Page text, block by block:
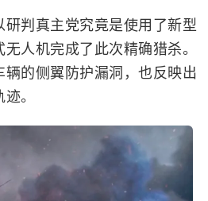
判真主党究竟是使用了新型
人机完成了此次精确猎杀。
的侧翼防护漏洞，也反映出
。